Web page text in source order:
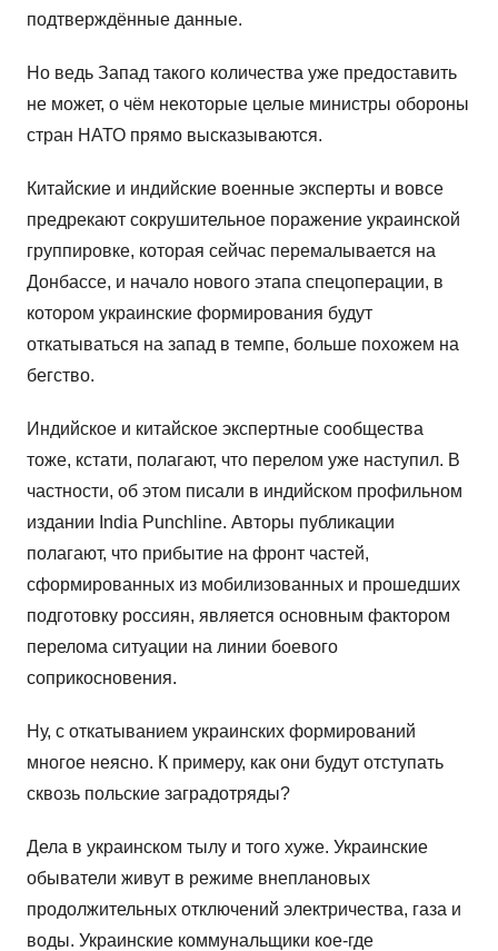
подтверждённые данные.
Но ведь Запад такого количества уже предоставить
не может, о чём некоторые целые министры обороны
стран НАТО прямо высказываются.
Китайские и индийские военные эксперты и вовсе
предрекают сокрушительное поражение украинской
группировке, которая сейчас перемалывается на
Донбассе, и начало нового этапа спецоперации, в
котором украинские формирования будут
откатываться на запад в темпе, больше похожем на
бегство.
Индийское и китайское экспертные сообщества
тоже, кстати, полагают, что перелом уже наступил. В
частности, об этом писали в индийском профильном
издании India Punchline. Авторы публикации
полагают, что прибытие на фронт частей,
сформированных из мобилизованных и прошедших
подготовку россиян, является основным фактором
перелома ситуации на линии боевого
соприкосновения.
Ну, с откатыванием украинских формирований
многое неясно. К примеру, как они будут отступать
сквозь польские заградотряды?
Дела в украинском тылу и того хуже. Украинские
обыватели живут в режиме внеплановых
продолжительных отключений электричества, газа и
воды. Украинские коммунальщики кое-где